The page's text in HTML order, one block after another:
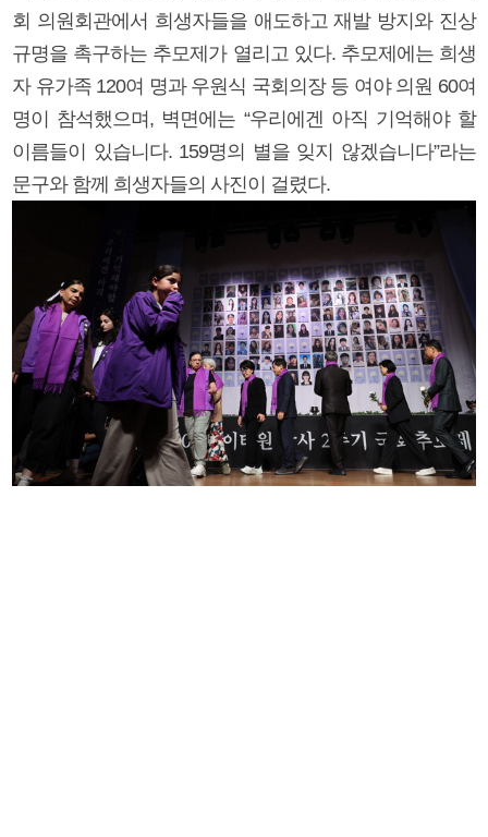
회 의원회관에서 희생자들을 애도하고 재발 방지와 진상
규명을 촉구하는 추모제가 열리고 있다. 추모제에는 희생
자 유가족 120여 명과 우원식 국회의장 등 여야 의원 60여
명이 참석했으며, 벽면에는 “우리에겐 아직 기억해야 할
이름들이 있습니다. 159명의 별을 잊지 않겠습니다”라는
문구와 함께 희생자들의 사진이 걸렸다.